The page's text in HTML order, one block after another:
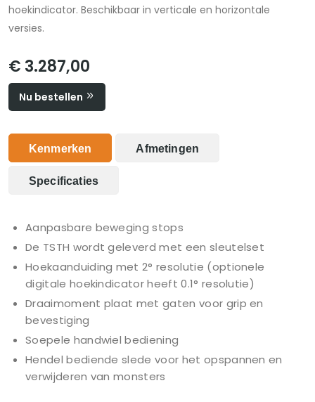
hoekindicator. Beschikbaar in verticale en horizontale
versies.
€ 3.287,00
Nu bestellen
Kenmerken Afmetingen
Specificaties
Aanpasbare beweging stops
De TSTH wordt geleverd met een sleutelset
Hoekaanduiding met 2° resolutie (optionele
digitale hoekindicator heeft 0.1° resolutie)
Draaimoment plaat met gaten voor grip en
bevestiging
Soepele handwiel bediening
Hendel bediende slede voor het opspannen en
verwijderen van monsters